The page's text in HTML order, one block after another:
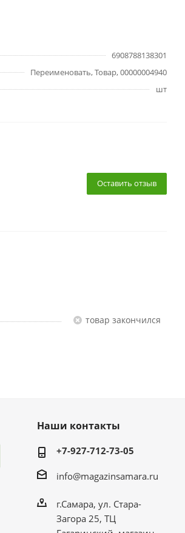
6908788138301
Переименовать, Товар, 00000004940
шт
Оставить отзыв
Товар закончился
Наши контакты
+7-927-712-73-05
info@magazinsamara.ru
г.Самара, ул. Стара-
Загора 25, ТЦ